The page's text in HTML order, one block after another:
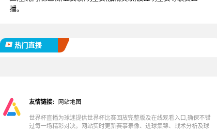
播。
热门直播
友情链接: 网站地图
世界杯直播为球迷提供世界杯比赛回放完整版及在线观看入口,确保不错
过每一场精彩对决。网站实时更新赛事录像、进球集锦、战术分析及球